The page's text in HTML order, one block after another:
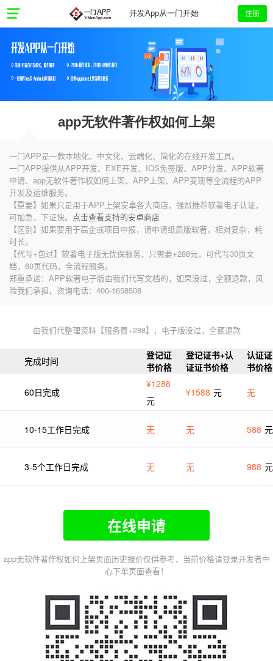
开发App从一门开始 注册
app无软件著作权如何上架
一门APP是一款本地化、中文化、云端化、简化的在线开发工具。
一门APP提供从APP开发、EXE开发、IOS免签版、APP分发、APP软著
申请、app无软件著作权如何上架、APP上架、APP变现等全流程的APP
开发及运维服务。
【重要】如果只是用于APP上架安卓各大商店，强烈推荐软著电子认证，
可加急，下证快。 点击查看支持的安卓商店
【区别】如果要用于高企或项目申报，请申请纸质版软著，相对复杂，耗
时长。
【代写+包过】软著电子版无忧保服务，只需要+288元，可代写30页文
档，60页代码，全流程服务。
郑重承诺：APP软著电子版由我们代写文档的，如果没过，全额退款，风
险我们承担，咨询电话：400-1658508
由我们代整理资料【服务费+288】，电子版没过，全额退款
完成时间
登记证
书价格
登记证书+认
证证书价格
认证证
书价格
60日完成
¥1288
元
¥1588 元 无
10-15工作日完成 无 无 588 元
3-5个工作日完成 无 无 988 元
在线申请
app无软件著作权如何上架页面历史报价仅供参考，当前价格请登录开发者中
心下单页面查看！